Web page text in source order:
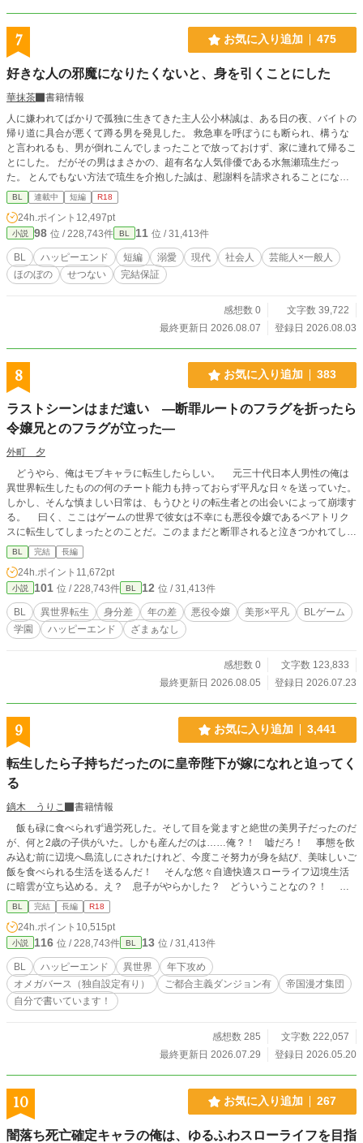
7 お気に入り追加 475
好きな人の邪魔になりたくないと、身を引くことにした
華抹茶
書籍情報
人に嫌われてばかりで孤独に生きてきた主人公小林誠は、ある日の夜、バイトの
帰り道に具合が悪くて蹲る男を発見した。 救急車を呼ぼうにも断られ、構うな
と言われるも、男が倒れこんでしまったことで放っておけず、家に連れて帰るこ
とにした。 だがその男はまさかの、超有名な人気俳優である水無瀬琉生だっ
た。 とんでもない方法で琉生を介抱した誠は、慰謝料を請求されることになる
のではと怯えてしまう。 案の定、琉生のマネージャーが家にくることになり、
「他言無用」の契約書を交わすことになる。だが逆に琉生を助けてくれたことに
感謝され、お咎めは一切なかった。 もう会うこともないと思っていたが、琉生
はまた誠の家を訪ねてきた。その時の琉生は以前と同じで具合が悪く、またあの
方法で助けてほしいと言ってきて―― 超人気俳優×孤独な一般人 ●全14話。最終
話まで執筆済み。 ●一日二話ずつ更新します。 ●Rシーンには※あり。 現代BLと
三人称の練習で書いた短いお話ですが、最後までお付き合いいただけると嬉しい
BL 連載中 短編 R18
24h.ポイント 12,497pt
小説 98 位 / 228,743件 BL 11 位 / 31,413件
BL ハッピーエンド 短編 溺愛 現代 社会人
芸能人×一般人
ほのぼの
せつない 完結保証
感想数 0
文字数 39,722
最終更新日 2026.08.07
登録日 2026.08.03
8 お気に入り追加 383
ラストシーンはまだ遠い ―断罪ルートのフラグを折ったら
令嬢兄とのフラグが立った―
外町 夕
どうやら、俺はモブキャラに転生したらしい。 元三十代日本人男性の俺は
異世界転生したものの何のチート能力も持っておらず平凡な日々を送っていた。
しかし、そんな慎ましい日常は、もうひとりの転生者との出会いによって崩壊す
る。 曰く、ここはゲームの世界で彼女は不幸にも悪役令嬢であるベアトリク
スに転生してしまったとのことだ。このままだと断罪されると泣きつかれてしま
い、手助けすることになった俺は断罪ルートのフラグを折るための作戦を考え
る。作戦遂行のために悪役令嬢の兄アルベルトに協力を仰いだが、説得のために
俺が口にした言葉は本来だったら主人公が言うはずのものだった。 「もしかし
て、今ので兄上のルートに入っちゃったんじゃ……」 そんなベアトリクスの
推測を否定したかったが、アルベルトは着々と距離を詰めてくる。セーブのでき
ないこの世界で彼のアプローチをかわしながら、バッドエンドは回避できるの
か？運命の日までは一年を切っている。 ※小説家になろう・カクヨムへも掲
BL 完結 長編
24h.ポイント 11,672pt
小説 101 位 / 228,743件 BL 12 位 / 31,413件
BL 異世界転生 身分差 年の差 悪役令嬢 美形×平凡
BLゲーム
学園
ハッピーエンド ざまぁなし
感想数 0
文字数 123,833
最終更新日 2026.08.05
登録日 2026.07.23
9 お気に入り追加 3,441
転生したら子持ちだったのに皇帝陛下が嫁になれと迫ってく
る
鏑木 うりこ
書籍情報
飯も碌に食べられず過労死した。そして目を覚ますと絶世の美男子だったのだ
が、何と2歳の子供がいた。しかも産んだのは……俺？！ 嘘だろ！ 事態を飲
み込む前に辺境へ島流しにされたけれど、今度こそ努力が身を結び、美味しいご
飯を食べられる生活を送るんだ！ そんな悠々自適快適スローライフ辺境生活
に暗雲が立ち込める。え？ 息子がやらかした？ どういうことなの？！ 皇
帝陛下に呼び出しを食らっちゃったよー！ ドラゴンステーキを食べられないじ
ゃないか！ 皇帝陛下×美貌のオメガに入り込んだおじさんのR18BLとなります。
タグの確認をお願い致します！ 以上で完結となります。長い間お読みいただ
きありがとうございます。 何かの機会があれば番外編の追加など考えておりま
す(*'ω'*) その時は楽しんでいただけると幸いです。
BL 完結 長編 R18
24h.ポイント 10,515pt
小説 116 位 / 228,743件 BL 13 位 / 31,413件
BL ハッピーエンド 異世界
年下攻め
オメガバース（独自設定有り）
ご都合主義ダンジョン有
帝国漫才集団
自分で書いています！
感想数 285
文字数 222,057
最終更新日 2026.07.29
登録日 2026.05.20
10 お気に入り追加 267
闇落ち死亡確定キャラの俺は、ゆるふわスローライフを目指